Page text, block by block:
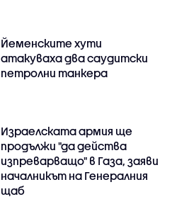
Йеменските хути
атакуваха два саудитски
петролни танкера
Израелската армия ще
продължи "да действа
изпреварващо" в Газа, заяви
началникът на Генералния
щаб